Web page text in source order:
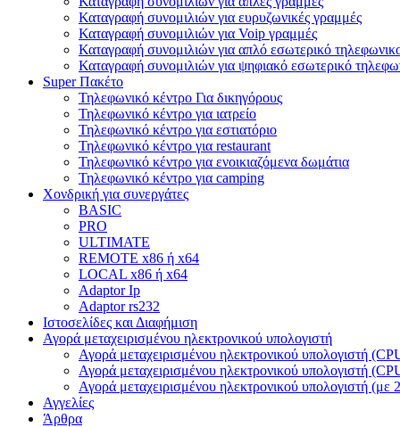
Καταγραφή συνομιλιών για ευρυζωνικές γραμμές
Καταγραφή συνομιλιών για Voip γραμμές
Καταγραφή συνομιλιών για απλό εσωτερικό
Καταγραφή συνομιλιών για ψηφιακό εσωτερικό
Super Πακέτο
Τηλεφωνικό κέντρο Για δικηγόρους
Τηλεφωνικό κέντρο για ιατρείο
Τηλεφωνικό κέντρο για εστιατόριο
Τηλεφωνικό κέντρο για restaurant
Τηλεφωνικό κέντρο για ενοικιαζόμενα δωμάτια
Τηλεφωνικό κέντρο για camping
Χονδρική για συνεργάτες
BASIC
PRO
ULTIMATE
REMOTE x86 ή x64
LOCAL x86 ή x64
Adaptor Ip
Adaptor rs232
Ιστοσελίδες και Διαφήμιση
Αγορά μεταχειρισμένου ηλεκτρονικού υπολογιστή
Αγορά μεταχειρισμένου ηλεκτρονικού υπολογιστή
Αγορά μεταχειρισμένου ηλεκτρονικού υπολογιστή
Αγορά μεταχειρισμένου ηλεκτρονικού υπολογιστή (με
Αγγελίες
Άρθρα